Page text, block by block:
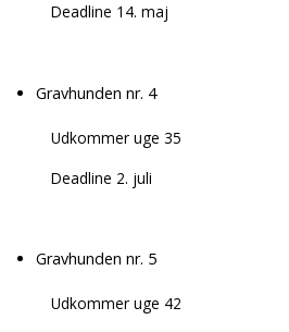
Deadline 14. maj
Gravhunden nr. 4
Udkommer uge 35
Deadline 2. juli
Gravhunden nr. 5
Udkommer uge 42